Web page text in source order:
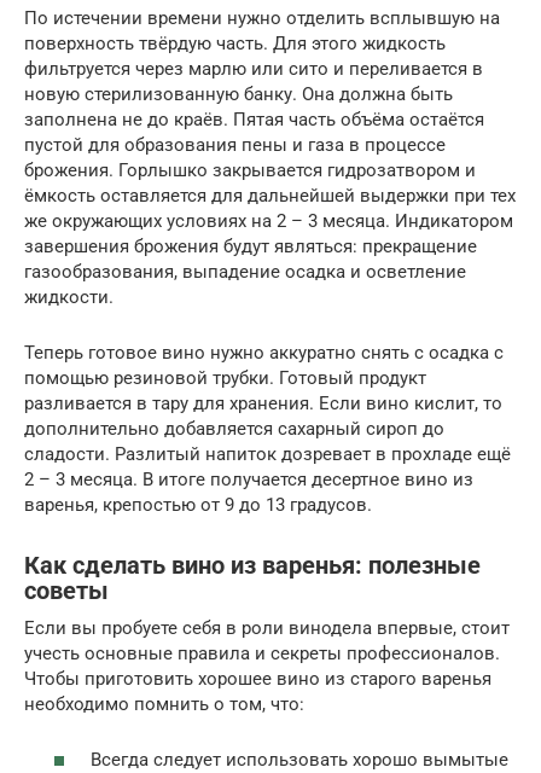
По истечении времени нужно отделить всплывшую на
поверхность твёрдую часть. Для этого жидкость
фильтруется через марлю или сито и переливается в
новую стерилизованную банку. Она должна быть
заполнена не до краёв. Пятая часть объёма остаётся
пустой для образования пены и газа в процессе
брожения. Горлышко закрывается гидрозатвором и
ёмкость оставляется для дальнейшей выдержки при тех
же окружающих условиях на 2 – 3 месяца. Индикатором
завершения брожения будут являться: прекращение
газообразования, выпадение осадка и осветление
жидкости.
Теперь готовое вино нужно аккуратно снять с осадка с
помощью резиновой трубки. Готовый продукт
разливается в тару для хранения. Если вино кислит, то
дополнительно добавляется сахарный сироп до
сладости. Разлитый напиток дозревает в прохладе ещё
2 – 3 месяца. В итоге получается десертное вино из
варенья, крепостью от 9 до 13 градусов.
Как сделать вино из варенья: полезные
советы
Если вы пробуете себя в роли винодела впервые, стоит
учесть основные правила и секреты профессионалов.
Чтобы приготовить хорошее вино из старого варенья
необходимо помнить о том, что:
Всегда следует использовать хорошо вымытые